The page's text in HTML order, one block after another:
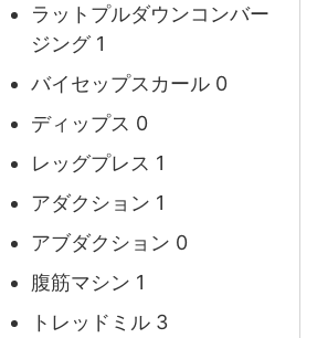
ラットプルダウンコンバー
ジング 1
バイセップスカール 0
ディップス 0
レッグプレス 1
アダクション 1
アブダクション 0
腹筋マシン 1
トレッドミル 3